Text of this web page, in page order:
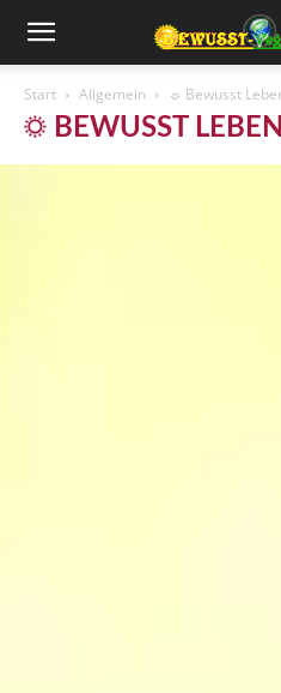
Start Allgemein ☼ Bewusst
☼ BEWUSST